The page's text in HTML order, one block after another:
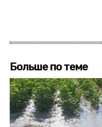
Больше по теме